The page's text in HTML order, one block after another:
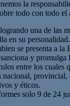
la
todo con todo
una de las
en su personalidad.
se presenta a
y
entre los
y éticos.
solo 9 de 24